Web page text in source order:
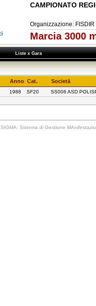
CAMPIONATO
Organizzazione:
Marcia 3000
Liste x Gara
Anno Cat. Societā
1988 SF20 SS006 ASD
SIGMA: Sistema di Gestione